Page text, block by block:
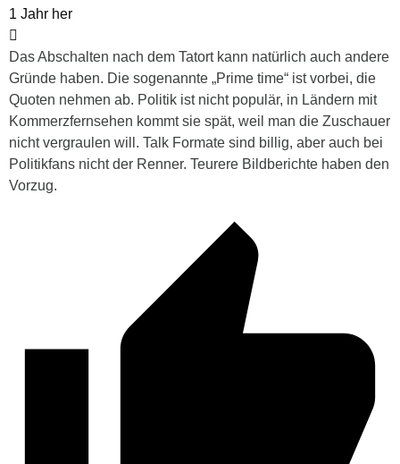
1 Jahr her
Das Abschalten nach dem Tatort kann natürlich auch andere
Gründe haben. Die sogenannte „Prime time“ ist vorbei, die
Quoten nehmen ab. Politik ist nicht populär, in Ländern mit
Kommerzfernsehen kommt sie spät, weil man die Zuschauer
nicht vergraulen will. Talk Formate sind billig, aber auch bei
Politikfans nicht der Renner. Teurere Bildberichte haben den
Vorzug.